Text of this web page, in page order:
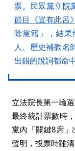
票。民眾黨立院
節目《豈有此呂》
除黨籍」，結
人、歷史補教名
出錯的說詞都命
立法院長第一輪
最終統計票數時
黨內「關鍵8席
聲明，投票時雖